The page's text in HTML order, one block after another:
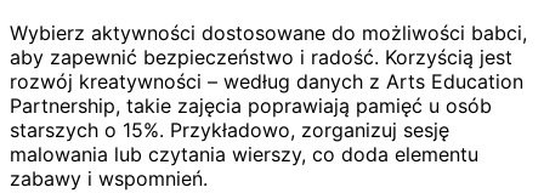
Wybierz aktywności dostosowane do możliwości babci,
aby zapewnić bezpieczeństwo i radość. Korzyścią jest
rozwój kreatywności – według danych z Arts Education
Partnership, takie zajęcia poprawiają pamięć u osób
starszych o 15%. Przykładowo, zorganizuj sesję
malowania lub czytania wierszy, co doda elementu
zabawy i wspomnień.